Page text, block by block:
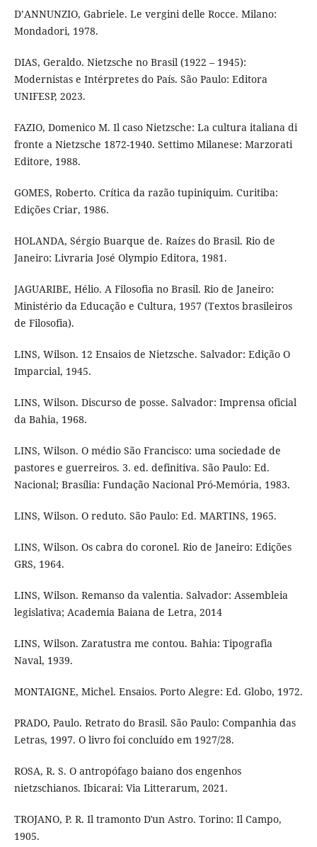
D’ANNUNZIO, Gabriele. Le vergini delle Rocce. Milano:
Mondadori, 1978.
DIAS, Geraldo. Nietzsche no Brasil (1922 – 1945):
Modernistas e Intérpretes do País. São Paulo: Editora
UNIFESP, 2023.
FAZIO, Domenico M. Il caso Nietzsche: La cultura italiana di
fronte a Nietzsche 1872-1940. Settimo Milanese: Marzorati
Editore, 1988.
GOMES, Roberto. Crítica da razão tupiniquim. Curitiba:
Edições Criar, 1986.
HOLANDA, Sérgio Buarque de. Raízes do Brasil. Rio de
Janeiro: Livraria José Olympio Editora, 1981.
JAGUARIBE, Hélio. A Filosofia no Brasil. Rio de Janeiro:
Ministério da Educação e Cultura, 1957 (Textos brasileiros
de Filosofia).
LINS, Wilson. 12 Ensaios de Nietzsche. Salvador: Edição O
Imparcial, 1945.
LINS, Wilson. Discurso de posse. Salvador: Imprensa oficial
da Bahia, 1968.
LINS, Wilson. O médio São Francisco: uma sociedade de
pastores e guerreiros. 3. ed. definitiva. São Paulo: Ed.
Nacional; Brasília: Fundação Nacional Pró-Memória, 1983.
LINS, Wilson. O reduto. São Paulo: Ed. MARTINS, 1965.
LINS, Wilson. Os cabra do coronel. Rio de Janeiro: Edições
GRS, 1964.
LINS, Wilson. Remanso da valentia. Salvador: Assembleia
legislativa; Academia Baiana de Letra, 2014
LINS, Wilson. Zaratustra me contou. Bahia: Tipografia
Naval, 1939.
MONTAIGNE, Michel. Ensaios. Porto Alegre: Ed. Globo, 1972.
PRADO, Paulo. Retrato do Brasil. São Paulo: Companhia das
Letras, 1997. O livro foi concluído em 1927/28.
ROSA, R. S. O antropófago baiano dos engenhos
nietzschianos. Ibicarai: Via Litterarum, 2021.
TROJANO, P. R. Il tramonto Dʹun Astro. Torino: Il Campo,
1905.